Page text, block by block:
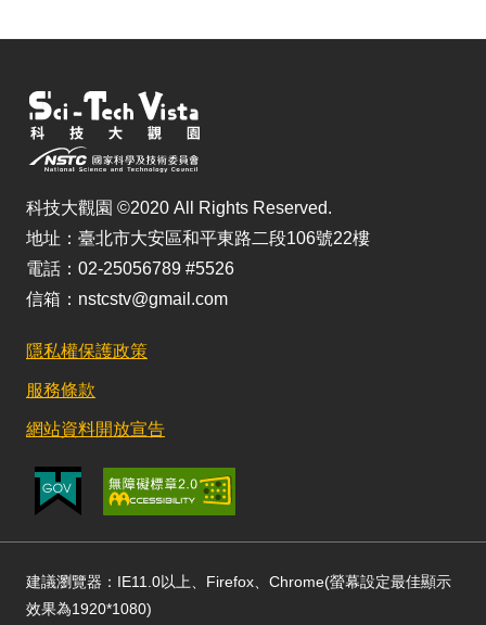
科技大觀園 ©2020 All Rights Reserved.
地址：臺北市大安區和平東路二段106號22樓
電話：02-25056789 #5526
信箱：nstcstv@gmail.com
隱私權保護政策
服務條款
網站資料開放宣告
建議瀏覽器：IE11.0以上、Firefox、Chrome(螢幕設定最佳顯示
效果為1920*1080)